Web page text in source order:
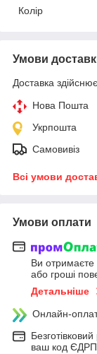
Колір
Умови
Доставка
Нова Пошта
Укрпошта
Самовивіз
Всі умови
Умови оплати
Ви
або гроші
Детальніше
Онлайн-
ваш код